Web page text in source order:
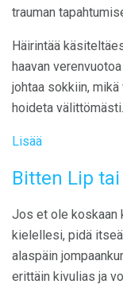
trauman
Häirintää
haavan
johtaa sokkiin,
hoideta välittömästi.
Lisää
Bitten Lip
Jos et ole koskaan
kielellesi, pidä
alaspäin
erittäin kivulias ja